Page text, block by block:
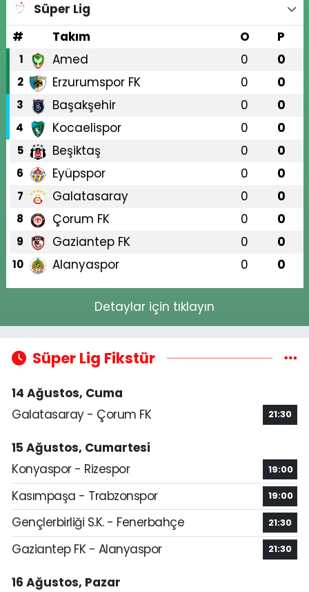
Süper Lig
#
Takım O P
1 Amed 0 0
2 Erzurumspor FK 0 0
3 Başakşehir 0 0
4 Kocaelispor 0 0
5 Beşiktaş 0 0
6 Eyüpspor 0 0
7 Galatasaray 0 0
8 Çorum FK 0 0
9 Gaziantep FK 0 0
10 Alanyaspor 0 0
Detaylar için tıklayın
Süper Lig Fikstür
14 Ağustos, Cuma
Galatasaray - Çorum FK
21:30
15 Ağustos, Cumartesi
Konyaspor - Rizespor
19:00
Kasımpaşa - Trabzonspor 19:00
Gençlerbirliği S.K. - Fenerbahçe 21:30
Gaziantep FK - Alanyaspor 21:30
16 Ağustos, Pazar